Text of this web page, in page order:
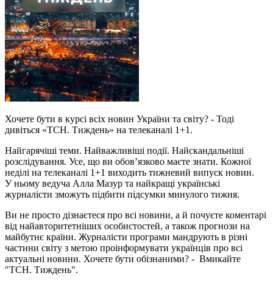
Хочете бути в курсі всіх новин України та світу? - Тоді
дивіться «ТСН. Тиждень» на телеканалі 1+1.
Найгарячіші теми. Найважливіші події. Найскандальніші
розслідування. Усе, що ви обов’язково маєте знати. Кожної
неділі на телеканалі 1+1 виходить тижневий випуск новин.
У ньому ведуча Алла Мазур та найкращі українські
журналісти зможуть підбити підсумки минулого тижня.
Ви не просто дізнаєтеся про всі новини, а й почуєте коментарі
від найавторитетніших особистостей, а також прогнози на
майбутнє країни. Журналісти програми мандрують в різні
частини світу з метою проінформувати українців про всі
актуальні новини. Хочете бути обізнаними? - Вмикайте
"ТСН. Тиждень".